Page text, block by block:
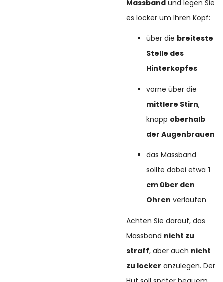
Massband und legen Sie
es locker um Ihren Kopf:
über die breiteste
Stelle des
Hinterkopfes
vorne über die
mittlere Stirn,
knapp oberhalb
der Augenbrauen
das Massband
sollte dabei etwa1
cm über den
Ohren verlaufen
Achten Sie darauf, das
Massband nicht zu
straff, aber auch nicht
zu locker anzulegen. Der